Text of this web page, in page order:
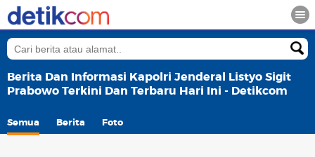
Berita Dan Informasi Kapolri Jenderal Listyo Sigit
Prabowo Terkini Dan Terbaru Hari Ini - Detikcom
Semua Berita Foto